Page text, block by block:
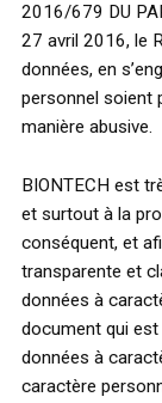
2016/679 DU
27 avril 2016, le
données, en
personnel soient
manière abusive.
BIONTECH est
et surtout à la
conséquent, et
transparente et
données à
document qui
données à
caractère